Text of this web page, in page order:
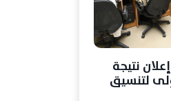
نتيجة
لتنسيق